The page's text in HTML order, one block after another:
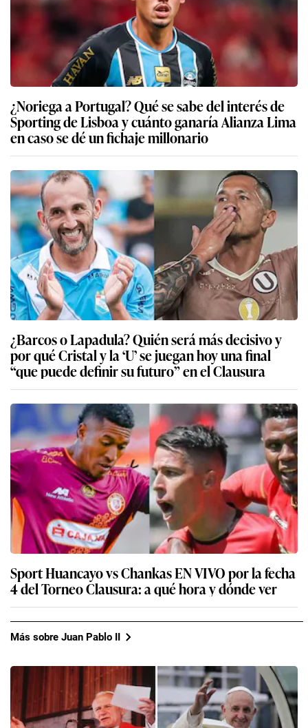
¿Noriega a Portugal? Qué se sabe del interés de
Sporting de Lisboa y cuánto ganaría Alianza Lima
en caso se dé un fichaje millonario
¿Barcos o Lapadula? Quién será más decisivo y
por qué Cristal y la ‘U’ se juegan hoy una final
“que puede definir su futuro” en el Clausura
Sport Huancayo vs Chankas EN VIVO por la fecha
4 del Torneo Clausura: a qué hora y dónde ver
Más sobre Juan Pablo II